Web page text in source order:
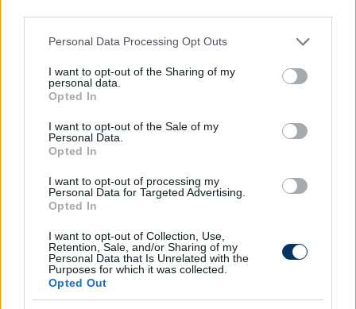
Please note that this website/app uses one or more Google
not limited to your visit or usage behaviour. You may click to
grant or deny consent to Google and its third-party tags to
use your data for below specified purposes in below Google
consent section.
Personal Data Processing Opt Outs
I want to opt-out of the Sharing of my
personal data.
Opted In
I want to opt-out of the Sale of my
Personal Data.
Opted In
I want to opt-out of processing my
Personal Data for Targeted Advertising.
Opted In
I want to opt-out of Collection, Use,
Retention, Sale, and/or Sharing of my
Personal Data that Is Unrelated with the
Purposes for which it was collected.
Opted Out
Jövőre pedig egy még nagyobb és még
nehezebb kihívás következik a csapat
selejtezők, amelyen a tét nem kisebb, mint
hogy 40 évvel a legutóbbi, 1986-os vb-
csapatunk újra a világ legnagyobb tornájára"
- olvasható az mlsz.hu cikkében.
Európa-bajnokság többi csoportjának
eredményei, így a magyar válogatott nem
került be a négy legjobb csoportharmadik
közé, és nem jutott tovább a